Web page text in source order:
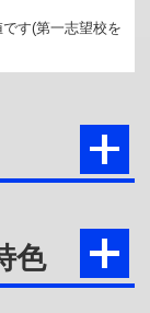
す(第一志望校を
色